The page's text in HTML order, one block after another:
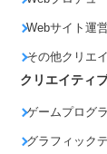
Webサイト運
その他クリエ
クリエイティ
ゲームプログ
グラフィック